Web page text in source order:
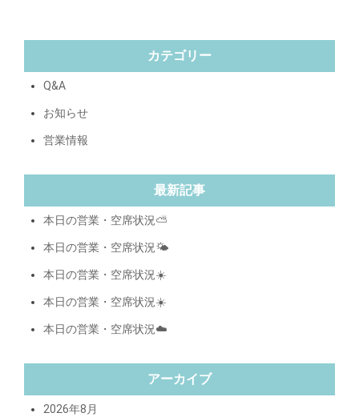
カテゴリー
Q&A
お知らせ
営業情報
最新記事
本日の営業・空席状況⛅️
本日の営業・空席状況🌤️
本日の営業・空席状況☀️
本日の営業・空席状況☀️
本日の営業・空席状況☁️
アーカイブ
2026年8月